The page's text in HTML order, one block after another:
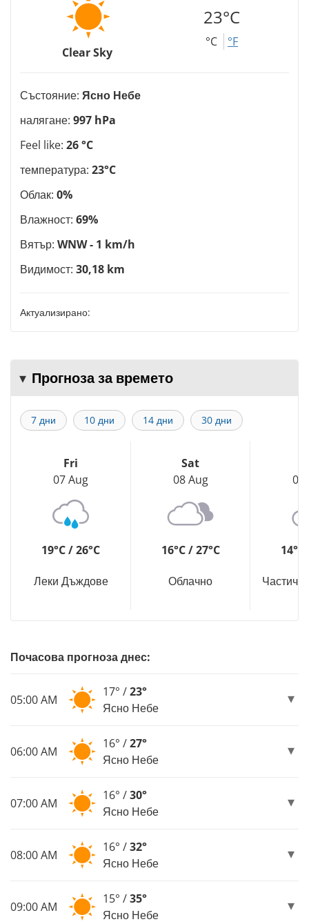
Clear Sky
23°C
°C °F
Състояние: Ясно Небе
налягане: 997 hPa
Feel like: 26 °C
температура: 23°C
Облак: 0%
Влажност: 69%
Вятър: WNW - 1 km/h
Видимост: 30,18 km
Актуализирано:
Прогноза за времето
7 дни 10 дни 14 дни 30 дни
Fri
07 Aug
19°C / 26°C
Леки Дъждове
Sat
08 Aug
16°C / 27°C
Облачно
09
14°C
Почасова прогноза днес:
05:00 AM
17° /23°
Ясно Небе
06:00 AM
16° /27°
Ясно Небе
07:00 AM
16° /30°
Ясно Небе
08:00 AM
16° /32°
Ясно Небе
09:00 AM
15° /35°
Ясно Небе